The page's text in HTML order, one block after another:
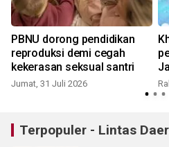
PBNU dorong pendidikan
reproduksi demi cegah
kekerasan seksual santri
Jumat, 31 Juli 2026
Terpopuler - Lintas